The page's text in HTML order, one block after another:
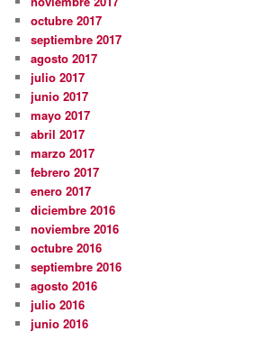
octubre 2017
septiembre 2017
agosto 2017
julio 2017
junio 2017
mayo 2017
abril 2017
marzo 2017
febrero 2017
enero 2017
diciembre 2016
noviembre 2016
octubre 2016
septiembre 2016
agosto 2016
julio 2016
junio 2016